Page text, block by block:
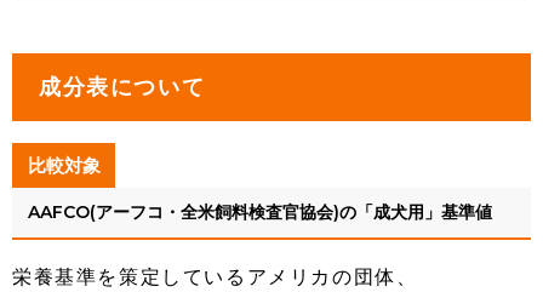
成分表について
比較対象
AAFCO(アーフコ・全米飼料検査官協会)の「成犬用」基準値
栄養基準を策定しているアメリカの団体、